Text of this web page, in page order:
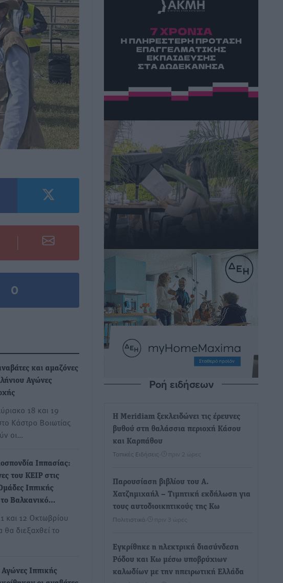
0
και αμαζόνες
Αγώνες
18 και 19
Κάστρο Βοιωτίας
οι…
Ιππασίας:
του ΚΕΙΡ στις
Ιππικής
Βαλκανικό…
και 12 Οκτωβρίου
θα διεξαχθεί το
Αγώνες Ιππικής
Ροή ειδήσεων
Η Meridiam ξεκλειδώνει τις έρευνες
βυθού στη θαλάσσια περιοχή Κάσου
και Καρπάθου
Τοπικές Ειδήσεις πριν 2 ώρες
Παρουσίαση βιβλίου του Α.
Χατζημιχαήλ – Τιμητική εκδήλωση για
τους αυτοδιοικητικούς της Κω
Πολιτιστικά πριν 3 ώρες
Εγκρίθηκε η ηλεκτρική διασύνδεση
Ρόδου και Κω μέσω υποβρύχιων
καλωδίων με την ηπειρωτική Ελλάδα